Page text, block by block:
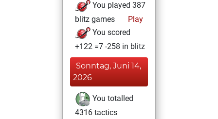
You played 387
blitz games
Play
You scored
+122 =7 -258 in blitz
Sonntag, Juni 14,
2026
You totalled
4316 tactics